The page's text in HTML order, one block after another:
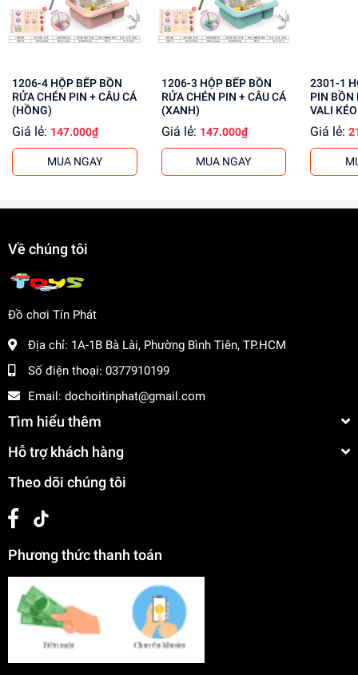
Tránh để trẻ nuốt phải các bộ phận nhỏ
Lợi Ích Phát Triển
Rèn luyện kỹ năng giải quyết vấn đề
Tăng cường khả năng sáng tạo và khám phá
Mua ngay tạidochoitinphat.com , chúng tôi cung cấp giá sỉ
cho khách buôn. Liên hệ ngay để biết thêm thông tin!
1206-4 HỘP BẾP BỒN
RỬA CHÉN PIN + CÂU CÁ
(HỒNG)
Giá lẻ: 147.000₫
MUA NGAY
1206-3 HỘP BẾP BỒN
RỬA CHÉN PIN + CÂU CÁ
(XANH)
Giá lẻ: 147.000₫
MUA NGAY
2301-1 HỘP KỆ BẾP GAS
PIN BỒN
VALI
Giá lẻ:
Về chúng tôi
Đồ chơi Tín Phát
Địa chỉ: 1A-1B Bà Lài, Phường Bình Tiên, TP.HCM
Số điện thoại: 0377910199
Email: dochoitinphat@gmail.com
Tìm hiểu thêm
Hỗ trợ khách hàng
Theo dõi chúng tôi
Phương thức thanh toán